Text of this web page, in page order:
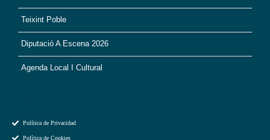
Teixint Poble
Diputació A Escena 2026
Agenda Local I Cultural